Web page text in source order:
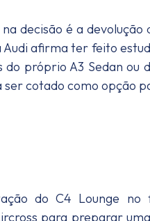
decisão é a
Audi afirma ter feito
próprio A3 Sedan ou
ser cotado como opção
do C4 Lounge
para preparar